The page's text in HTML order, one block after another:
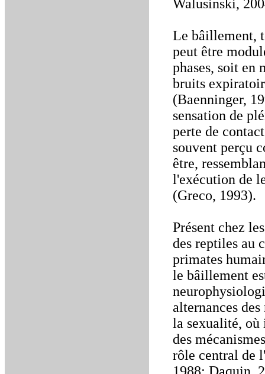
Walusinski,
Le bâillement,
peut être
phases, soit en
bruits
(Baenninger,
sensation de
perte de
souvent perçu
être,
l'exécution de
(Greco, 1993).
Présent chez
des reptiles au
primates
le bâillement
alternances
la sexualité, où
des
rôle central de